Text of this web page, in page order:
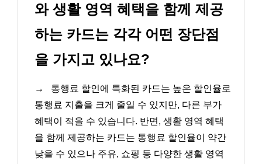
와 생활 영역 혜택을 함께 제공
하는 카드는 각각 어떤 장단점
을 가지고 있나요?
→
통행료 할인에 특화된 카드는 높은 할인율로
통행료 지출을 크게 줄일 수 있지만, 다른 부가
혜택이 적을 수 있습니다. 반면, 생활 영역 혜택
을 함께 제공하는 카드는 통행료 할인율이 약간
낮을 수 있으나 주유, 쇼핑 등 다양한 생활 영역